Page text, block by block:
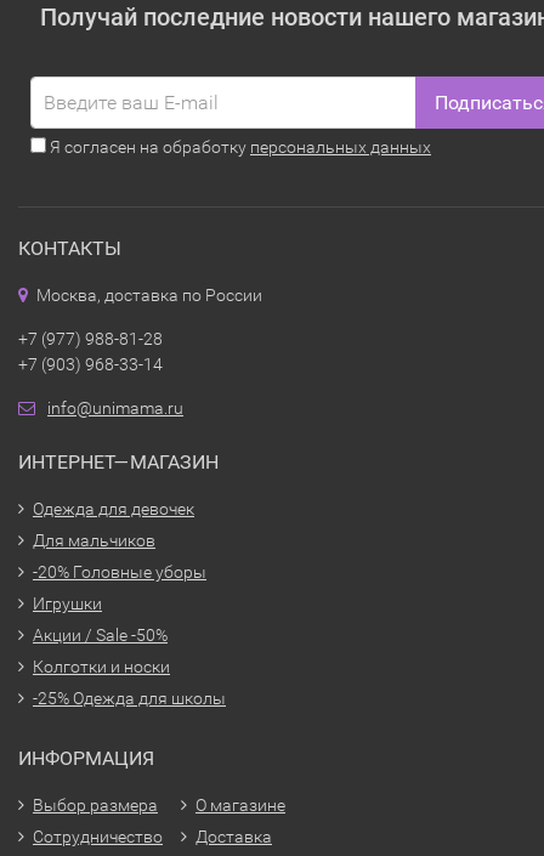
Получай последние новости нашего
Я согласен на обработку персональных данных
КОНТАКТЫ
Москва, доставка по России
+7 (977) 988-81-28
+7 (903) 968-33-14
info@unimama.ru
ИНТЕРНЕТ—МАГАЗИН
Одежда для девочек
Для мальчиков
-20% Головные уборы
Игрушки
Акции / Sale -50%
Колготки и носки
-25% Одежда для школы
ИНФОРМАЦИЯ
Выбор размера
Сотрудничество
О магазине
Доставка